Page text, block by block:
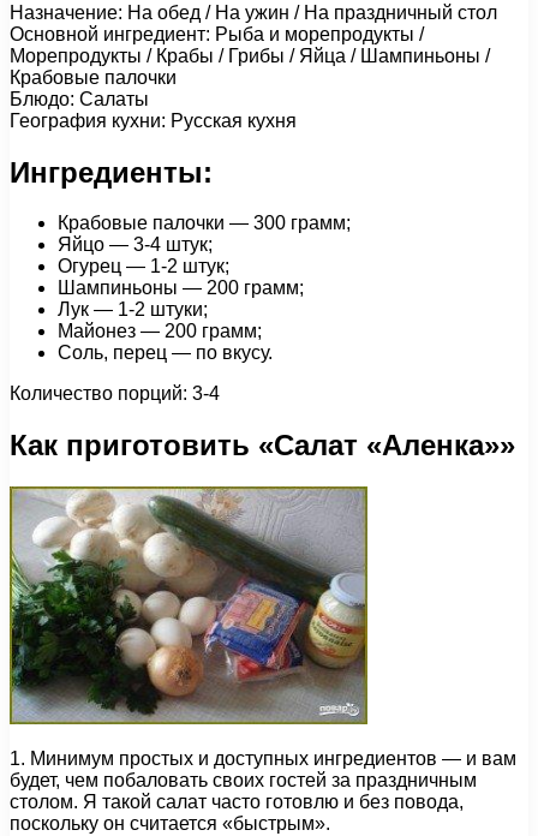
Назначение: На обед / На ужин / На праздничный стол
Основной ингредиент: Рыба и морепродукты /
Морепродукты / Крабы / Грибы / Яйца / Шампиньоны /
Крабовые палочки
Блюдо: Салаты
География кухни: Русская кухня
Ингредиенты:
Крабовые палочки — 300 грамм;
Яйцо — 3-4 штук;
Огурец — 1-2 штук;
Шампиньоны — 200 грамм;
Лук — 1-2 штуки;
Майонез — 200 грамм;
Соль, перец — по вкусу.
Количество порций: 3-4
Как приготовить «Салат «Аленка»»
1. Минимум простых и доступных ингредиентов — и вам
будет, чем побаловать своих гостей за праздничным
столом. Я такой салат часто готовлю и без повода,
поскольку он считается «быстрым».